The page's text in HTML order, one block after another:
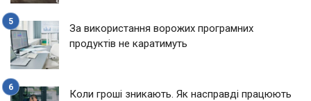
За використання ворожих програмних
продуктів не каратимуть
Коли гроші зникають. Як насправді працюють